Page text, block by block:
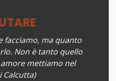
facciamo, ma quanto
Non è tanto quello
mettiamo nel
Calcutta)